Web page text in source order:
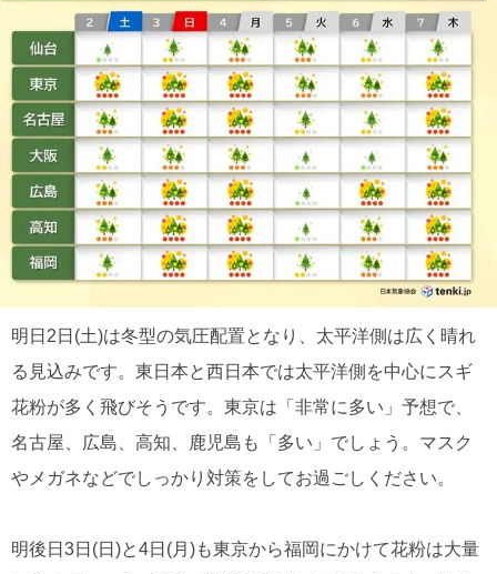
明日2日(土)は冬型の気圧配置となり、太平洋側は広く晴れ
る見込みです。東日本と西日本では太平洋側を中心にスギ
花粉が多く飛びそうです。東京は「非常に多い」予想で、
名古屋、広島、高知、鹿児島も「多い」でしょう。マスク
やメガネなどでしっかり対策をしてお過ごしください。
明後日3日(日)と4日(月)も東京から福岡にかけて花粉は大量